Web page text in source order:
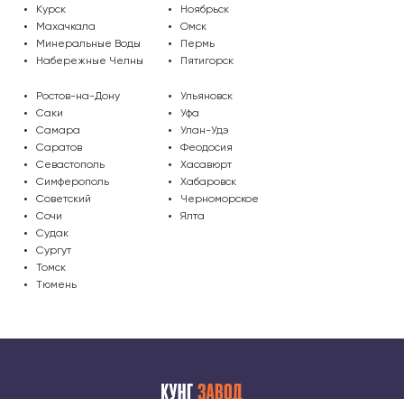
Курск
Махачкала
Минеральные Воды
Набережные Челны
Ноябрьск
Омск
Пермь
Пятигорск
Ростов-на-Дону
Саки
Самара
Саратов
Севастополь
Симферополь
Советский
Сочи
Судак
Сургут
Томск
Тюмень
Ульяновск
Уфа
Улан-Удэ
Феодосия
Хасавюрт
Хабаровск
Черноморское
Ялта
Бережковский проезд, 212